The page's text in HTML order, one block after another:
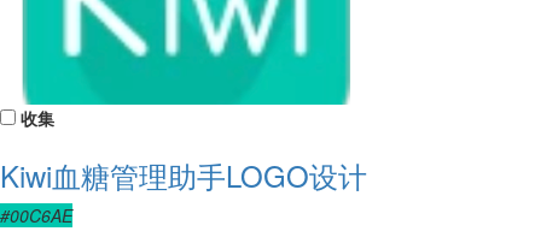
收集
Kiwi血糖管理助手LOGO设计
#00C6AE